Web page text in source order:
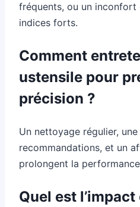
fréquents, ou un inconfort
indices forts.
Comment
ustensile pour
précision ?
Un nettoyage régulier,
recommandations, et un
prolongent la
Quel est